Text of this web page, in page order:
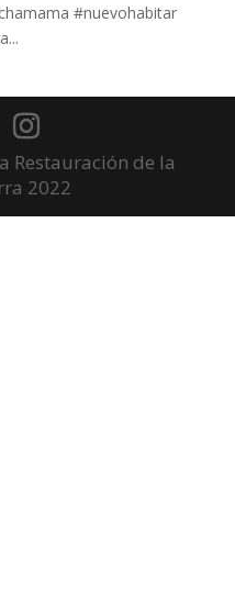
#nuevohabitar
Restauración de la
2022